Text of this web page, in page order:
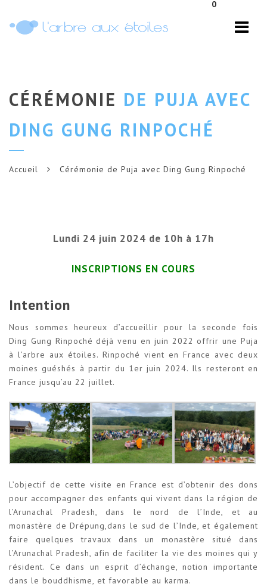
0
CÉRÉMONIE DE PUJA AVEC
DING GUNG RINPOCHÉ
Accueil Cérémonie de Puja avec Ding Gung Rinpoché
Lundi 24 juin 2024 de 10h à 17h
INSCRIPTIONS EN COURS
Intention
Nous sommes heureux d’accueillir pour la seconde fois
Ding Gung Rinpoché déjà venu en juin 2022 offrir une Puja
à l’arbre aux étoiles. Rinpoché vient en France avec deux
moines guéshés à partir du 1er juin 2024. Ils resteront en
France jusqu’au 22 juillet.
L’objectif de cette visite en France est d’obtenir des dons
pour accompagner des enfants qui vivent dans la région de
l’Arunachal Pradesh, dans le nord de l’Inde, et au
monastère de Drépung,dans le sud de l’Inde, et également
faire quelques travaux dans un monastère situé dans
l’Arunachal Pradesh, afin de faciliter la vie des moines qui y
résident. Ce dans un esprit d’échange, notion importante
dans le bouddhisme, et favorable au karma.